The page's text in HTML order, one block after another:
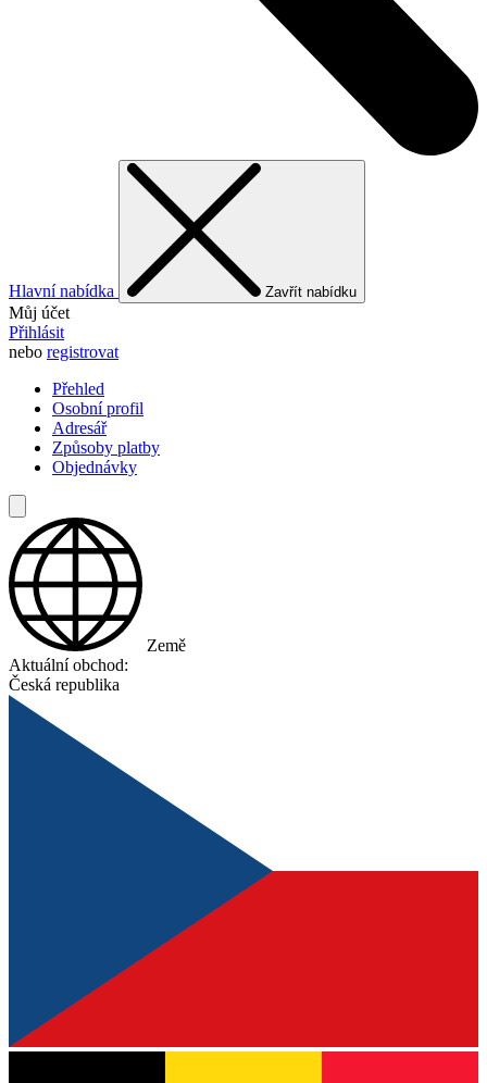
Hlavní nabídka Zavřít nabídku
Můj účet
Přihlásit
nebo registrovat
Přehled
Osobní profil
Adresář
Způsoby platby
Objednávky
Země
Aktuální obchod:
Česká republika